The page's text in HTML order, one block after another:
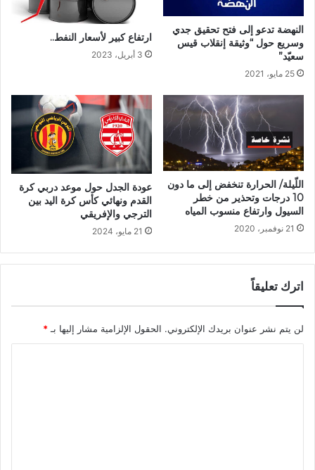
النهضة تدعو إلى فتح تحقيق جدي
وسريع حول “وثيقة إنقلاب قيس
سعيّد”
25 مايو، 2021
ارتفاع كبير لأسعار النفط..
3 أبريل، 2023
اللّيلة/ الحرارة تنخفض إلى ما دون
10 درجات وتحذير من خطر
السيول وارتفاع منسوب المياه
21 نوفمبر، 2020
عودة الجدل حول موعد دربي كرة
القدم ونهائي كأس كرة اليد بين
الترجي والإفريقي
21 مايو، 2024
اترك تعليقاً
لن يتم نشر عنوان بريدك الإلكتروني. الحقول الإلزامية مشار إليها بـ*